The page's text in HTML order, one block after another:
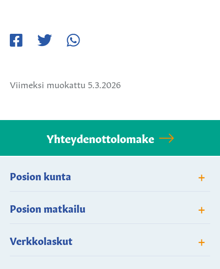
Viimeksi muokattu 5.3.2026
Yhteydenottolomake
Posion kunta +
Posion matkailu +
Verkkolaskut +